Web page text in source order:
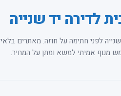
לדירה יד שנייה
לפני חתימה על חוזה. מאתרים
מנוף אמיתי למשא ומתן על המחיר.